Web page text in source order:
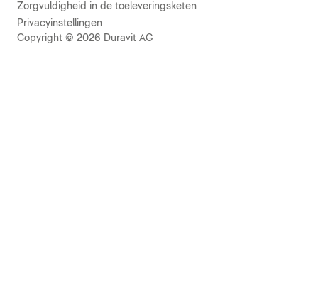
Zorgvuldigheid in de toeleveringsketen
Privacyinstellingen
Copyright © 2026 Duravit AG